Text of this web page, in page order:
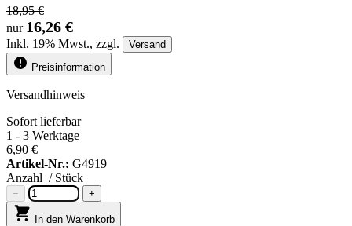
18,95 €
nur 16,26 €
Inkl. 19% Mwst., zzgl.
Versand
Preisinformation
Versandhinweis
Sofort lieferbar
1 - 3 Werktage
6,90 €
Artikel-Nr.: G4919
Anzahl / Stück
− +
In den Warenkorb